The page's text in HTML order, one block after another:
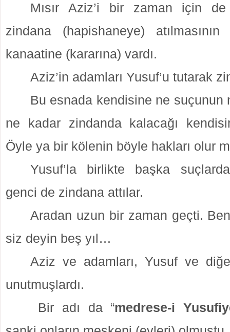
Mısır Aziz’i bir zaman için de
zindana (hapishaneye)
kanaatine (kararına) vardı.
Aziz’in adamları Yusuf’u tutarak
Bu esnada kendisine ne suçunun
ne kadar zindanda kalacağı
Öyle ya bir kölenin böyle hakları olur
Yusuf’la birlikte başka
genci de zindana attılar.
Aradan uzun bir zaman geçti.
siz deyin beş yıl…
Aziz ve adamları, Yusuf ve
unutmuşlardı.
Bir adı da “medrese-i